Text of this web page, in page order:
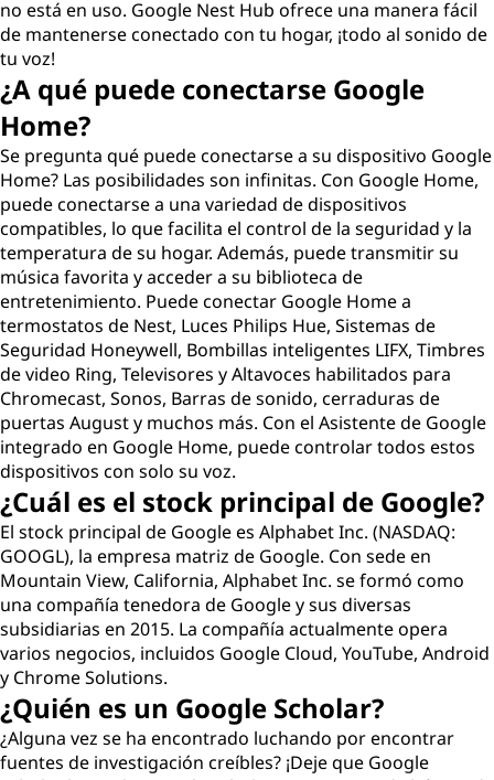
no está en uso. Google Nest Hub ofrece una manera fácil
de mantenerse conectado con tu hogar, ¡todo al sonido de
tu voz!
¿A qué puede conectarse Google
Home?
Se pregunta qué puede conectarse a su dispositivo Google
Home? Las posibilidades son infinitas. Con Google Home,
puede conectarse a una variedad de dispositivos
compatibles, lo que facilita el control de la seguridad y la
temperatura de su hogar. Además, puede transmitir su
música favorita y acceder a su biblioteca de
entretenimiento. Puede conectar Google Home a
termostatos de Nest, Luces Philips Hue, Sistemas de
Seguridad Honeywell, Bombillas inteligentes LIFX, Timbres
de video Ring, Televisores y Altavoces habilitados para
Chromecast, Sonos, Barras de sonido, cerraduras de
puertas August y muchos más. Con el Asistente de Google
integrado en Google Home, puede controlar todos estos
dispositivos con solo su voz.
¿Cuál es el stock principal de Google?
El stock principal de Google es Alphabet Inc. (NASDAQ:
GOOGL), la empresa matriz de Google. Con sede en
Mountain View, California, Alphabet Inc. se formó como
una compañía tenedora de Google y sus diversas
subsidiarias en 2015. La compañía actualmente opera
varios negocios, incluidos Google Cloud, YouTube, Android
y Chrome Solutions.
¿Quién es un Google Scholar?
¿Alguna vez se ha encontrado luchando por encontrar
fuentes de investigación creíbles? ¡Deje que Google